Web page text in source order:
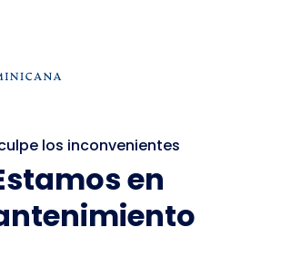
los inconvenientes
en